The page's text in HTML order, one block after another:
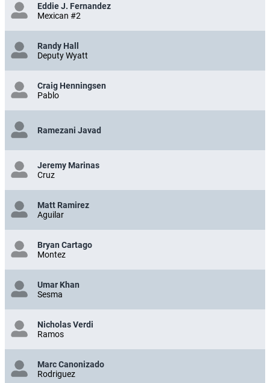
Eddie J. Fernandez
Mexican #2
Randy Hall
Deputy Wyatt
Craig Henningsen
Pablo
Ramezani Javad
Jeremy Marinas
Cruz
Matt Ramirez
Aguilar
Bryan Cartago
Montez
Umar Khan
Sesma
Nicholas Verdi
Ramos
Marc Canonizado
Rodriguez